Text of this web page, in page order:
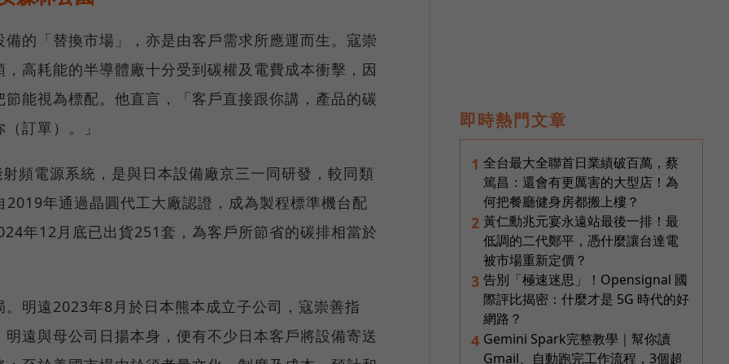
的「替換市場」，亦是由客戶需求所應運而生。寇崇
高耗能的半導體廠十分受到碳權及電費成本衝擊，因
能視為標配。他直言，「客戶直接跟你講，產品的碳
訂單）。」
頻電源系統，是與日本設備廠京三一同研發，較同類
年通過晶圓代工大廠認證，成為製程標準機台配
年12月底已出貨251套，為客戶所節省的碳排相當於
明遠2023年8月於日本熊本成立子公司，寇崇善指
遠與母公司日揚本身，便有不少日本客戶將設備寄送
即時熱門文章
1 全台最大全聯首日業績破百萬，蔡
篤昌：還會有更厲害的大型店！為
何把餐廳健身房都搬上樓？
2 黃仁勳兆元宴永遠站最後一排！最
低調的二代鄭平，憑什麼讓台達電
被市場重新定價？
3 告別「極速迷思」！Opensignal 國
際評比揭密：什麼才是 5G 時代的好
網路？
4 Gemini Spark完整教學｜幫你讀
Gmail、自動跑完工作流程，3個超